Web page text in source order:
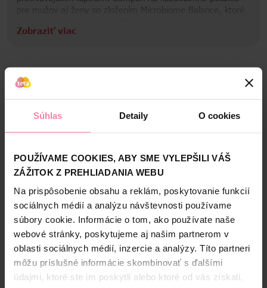
Súhlas Detaily O cookies
POUŽÍVAME COOKIES, ABY SME VYLEPŠILI VÁŠ
ZÁŽITOK Z PREHLIADANIA WEBU
Na prispôsobenie obsahu a reklám, poskytovanie funkcií
sociálnych médií a analýzu návštevnosti používame
súbory cookie. Informácie o tom, ako používate naše
webové stránky, poskytujeme aj našim partnerom v
oblasti sociálnych médií, inzercie a analýzy. Títo partneri
môžu príslušné informácie skombinovať s ďalšími
údajmi, ktoré ste im poskytli alebo ktoré od vás získali,
pre mužov aj ženy so zložením Microbiome Balance, ktoré
mikrobióm pokožky hlavy v rovnováhe. Pôsobí proti
zabránili návratu odolných lupín. Zloženie 2v1 obsahuje o
25 % viac ošetrujúcich látok v porovnaní s bežným
PaG
Zobraziť viac
Zloženie
High-contrast mode
Alternatívne produkty
NAŠA ZNAČKA NAŠA ZNAČKA